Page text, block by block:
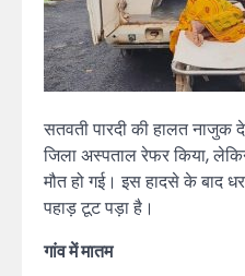
सतवती पारदी की हालत नाजुक
जिला अस्पताल रेफर किया,
मौत हो गई। इस हादसे के बाद
पहाड़ टूट पड़ा है।
गांव में मातम